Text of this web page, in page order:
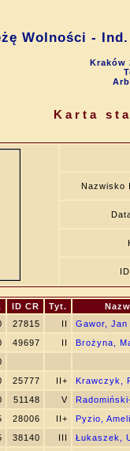
Wolności -
Kraków
Karta
Nazwisko
ID CR Tyt.
27815 II
Gawor, Jan
49697 II
Brożyna,
25777 II+
Krawczyk,
51148 V
28006 II+
Pyzio,
38140 III
Łukaszek,